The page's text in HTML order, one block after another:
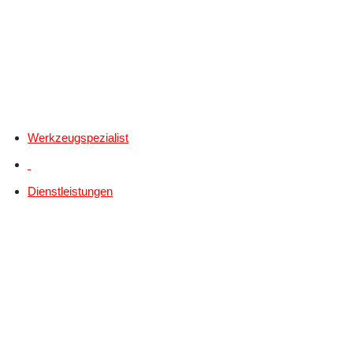
Werkzeugspezialist
Dienstleistungen